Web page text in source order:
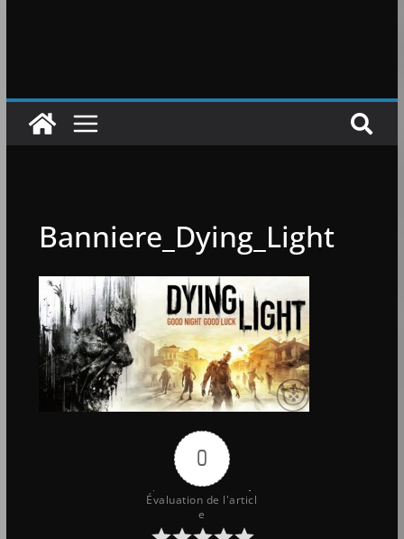
Banniere_Dying_Light
0
Évaluation de l'articl
e